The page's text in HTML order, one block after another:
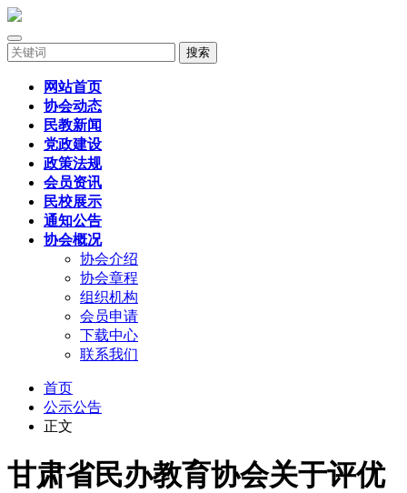
搜索
网站首页
协会动态
民教新闻
党政建设
政策法规
会员资讯
民校展示
通知公告
协会概况
协会介绍
协会章程
组织机构
会员申请
下载中心
联系我们
首页
公示公告
正文
甘肃省民办教育协会关于评优